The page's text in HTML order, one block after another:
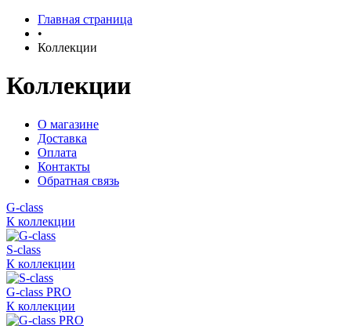
Главная страница
•
Коллекции
Коллекции
О магазине
Доставка
Оплата
Контакты
Обратная связь
G-class
К коллекции
S-class
К коллекции
G-class PRO
К коллекции